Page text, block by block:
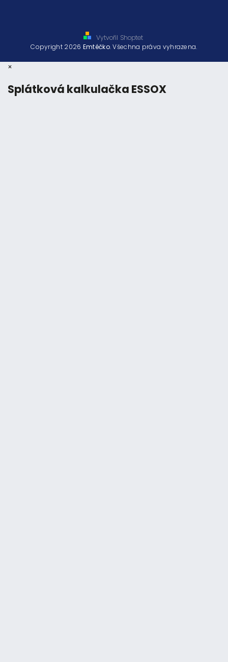
Vytvořil Shoptet
Copyright 2026 Emtéčko. Všechna práva vyhrazena.
×
Splátková kalkulačka ESSOX